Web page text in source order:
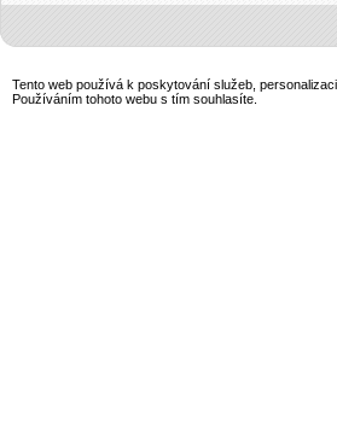
Tento web používá k poskytování služeb,
Používáním tohoto webu s tím souhlasíte.